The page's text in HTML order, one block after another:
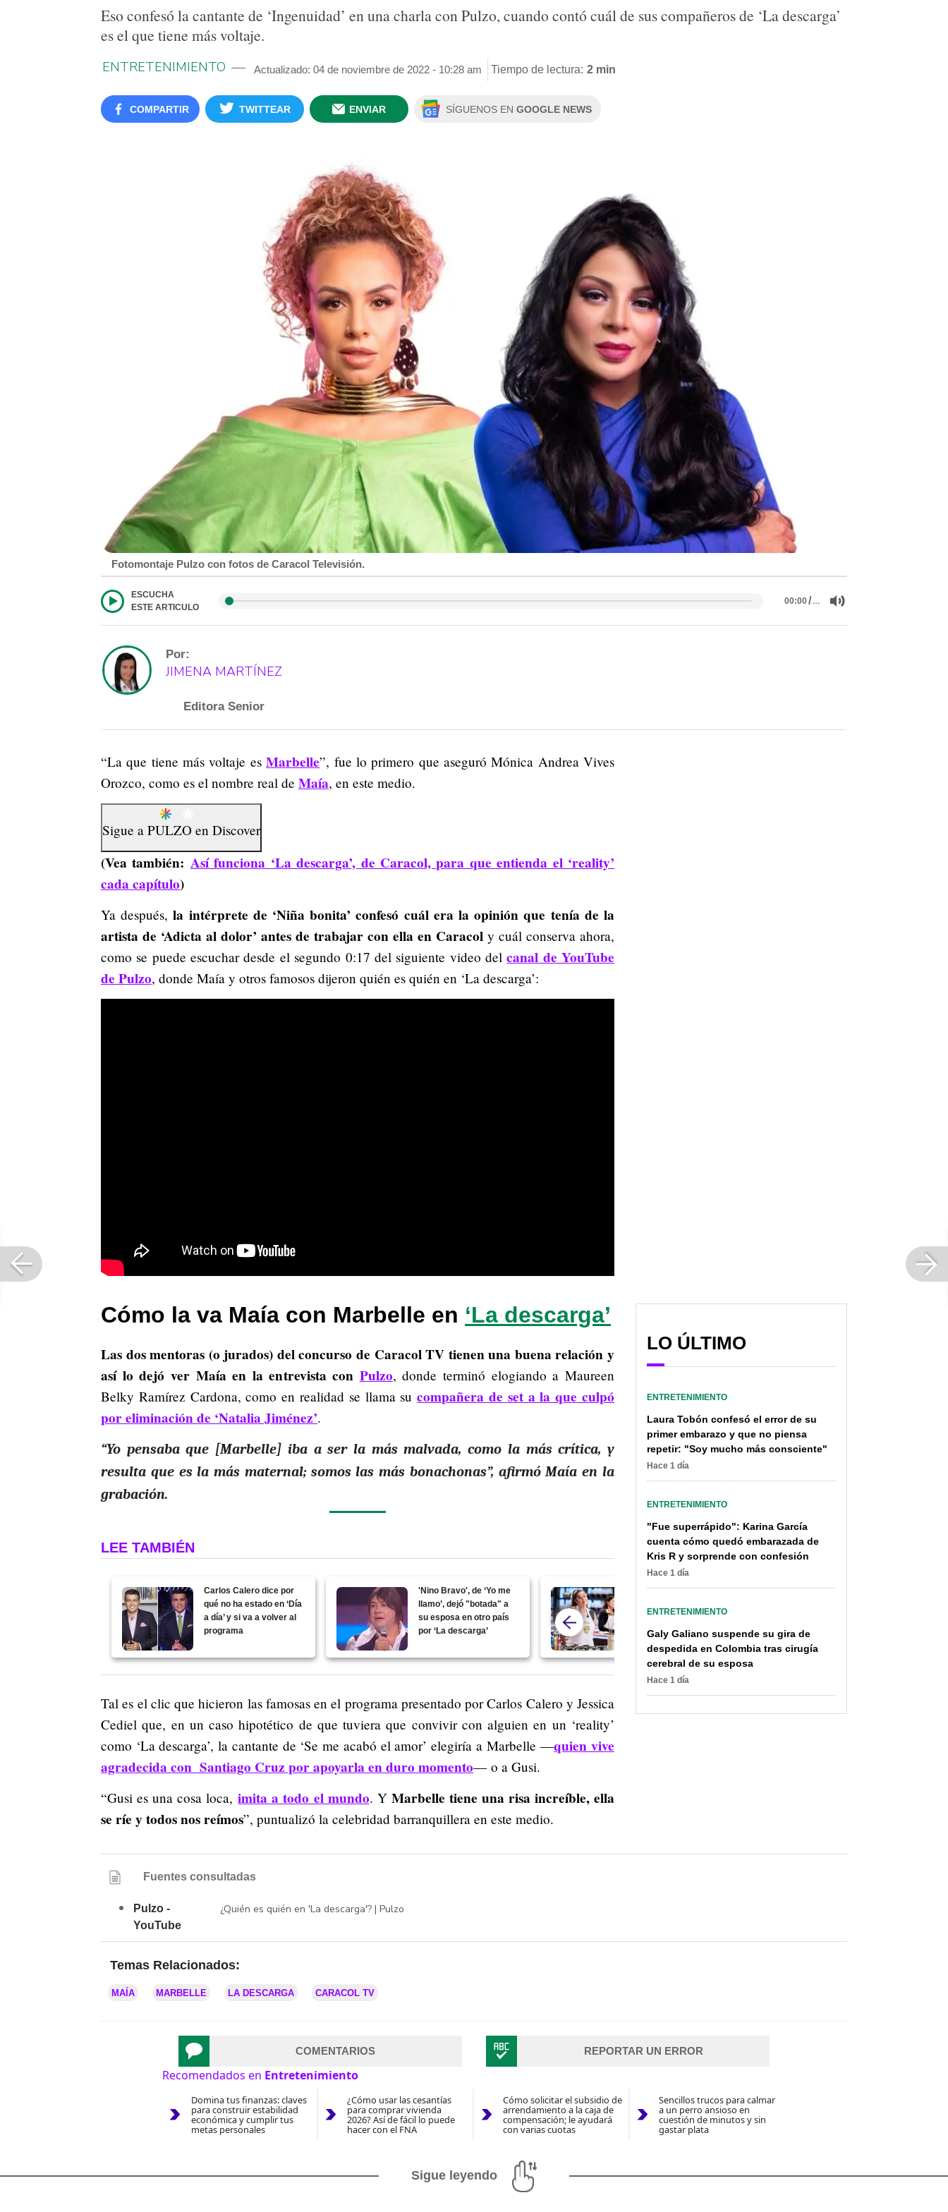
Eso confesó la cantante de ‘Ingenuidad’ en una charla con Pulzo, cuando contó cuál de sus compañeros de ‘La descarga’
es el que tiene más voltaje.
ENTRETENIMIENTO Actualizado: 04 de noviembre de 2022 - 10:28 am Tiempo de lectura: 2 min
COMPARTIR TWITTEAR ENVIAR SÍGUENOS EN GOOGLE NEWS
Fotomontaje Pulzo con fotos de Caracol Televisión.
ESCUCHA
ESTE ARTICULO
00:00/…
Por:
JIMENA MARTÍNEZ
Editora Senior
“La que tiene más voltaje esMarbelle”, fue lo primero que aseguró Mónica Andrea Vives
Orozco, como es el nombre real de Maía, en este medio.
Sigue a PULZO en Discover
(Vea también: Así funciona ‘La descarga’, de Caracol, para que entienda el ‘reality’
cada capítulo)
Ya después,la intérprete de ‘Niña bonita’ confesó cuál era la opinión que tenía de la
artista de ‘Adicta al dolor’ antes de trabajar con ella en Caracol y cuál conserva ahora,
como se puede escuchar desde el segundo 0:17 del siguiente video delcanal de YouTube
de Pulzo, donde Maía y otros famosos dijeron quién es quién en ‘La descarga’:
Cómo la va Maía con Marbelle en ‘La descarga’
Las dos mentoras (o jurados) del concurso de Caracol TV tienen una buena relación y
así lo dejó ver Maía en la entrevista con Pulzo, donde terminó elogiando a Maureen
Belky Ramírez Cardona, como en realidad se llama sucompañera de set a la que culpó
por eliminación de ‘Natalia Jiménez’.
“Yo pensaba que [Marbelle] iba a ser la más malvada, como la más crítica, y
resulta que es la más maternal; somos las más bonachonas”, afirmó Maía en la
grabación.
LEE TAMBIÉN
Carlos Calero dice por
qué no ha estado en ‘Día
a día’ y si va a volver al
programa
'Nino Bravo', de ‘Yo me
llamo’, dejó "botada" a
su esposa en otro país
por ‘La descarga’
Carla Giraldo bajó de
muy diferente a como
estaba en 'Masterchef'
Tal es el clic que hicieron las famosas en el programa presentado por Carlos Calero y Jessica
Cediel que, en un caso hipotético de que tuviera que convivir con alguien en un ‘reality’
como ‘La descarga’, la cantante de ‘Se me acabó el amor’ elegiría a Marbelle—quien vive
agradecida con Santiago Cruz por apoyarla en duro momento— o a Gusi.
“Gusi es una cosa loca,imita a todo el mundo. Y Marbelle tiene una risa increíble, ella
se ríe y todos nos reímos”, puntualizó la celebridad barranquillera en este medio.
LO ÚLTIMO
ENTRETENIMIENTO
Laura Tobón confesó el error de su
primer embarazo y que no piensa
repetir: "Soy mucho más consciente"
Hace 1 día
ENTRETENIMIENTO
"Fue superrápido": Karina García
cuenta cómo quedó embarazada de
Kris R y sorprende con confesión
Hace 1 día
ENTRETENIMIENTO
Galy Galiano suspende su gira de
despedida en Colombia tras cirugía
cerebral de su esposa
Hace 1 día
Fuentes consultadas
Pulzo -
YouTube
¿Quién es quién en 'La descarga'? | Pulzo
Temas Relacionados:
MAÍA MARBELLE LA DESCARGA CARACOL TV
COMENTARIOS REPORTAR UN ERROR
Recomendados en Entretenimiento
Domina tus finanzas: claves
para construir estabilidad
económica y cumplir tus
metas personales
¿Cómo usar las cesantías
para comprar vivienda
2026? Así de fácil lo puede
hacer con el FNA
Cómo solicitar el subsidio de
arrendamiento a la caja de
compensación; le ayudará
con varias cuotas
Sencillos trucos para calmar
a un perro ansioso en
cuestión de minutos y sin
gastar plata
Sigue leyendo